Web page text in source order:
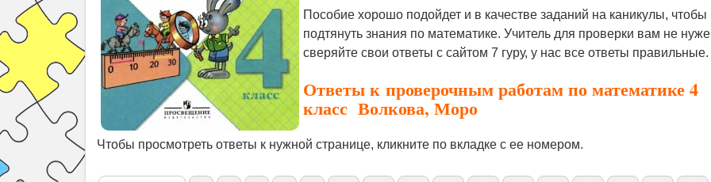
Пособие хорошо подойдет и в качестве заданий на каникулы, чтобы
подтянуть знания по математике. Учитель для проверки вам не
сверяйте свои ответы с сайтом 7 гуру, у нас все ответы правильные.
Ответы к проверочным работам по математике 4
класс Волкова, Моро
Чтобы просмотреть ответы к нужной странице, кликните по вкладке с ее номером.